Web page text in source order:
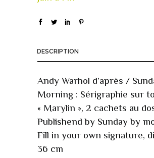
DESCRIPTION
Andy Warhol d’après /
Morning : Sérigraphie sur
« Marylin », 2 cachets au
Publishend by Sunday by
Fill in your own signature,
36 cm